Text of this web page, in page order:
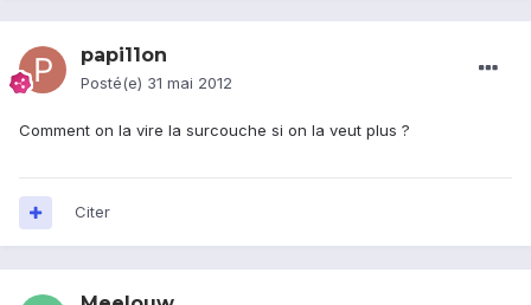
papi11on
Posté(e) 31 mai 2012
Comment on la vire la surcouche si on la veut plus ?
Citer